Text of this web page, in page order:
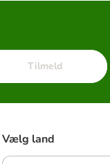
Tilmeld
Vælg land